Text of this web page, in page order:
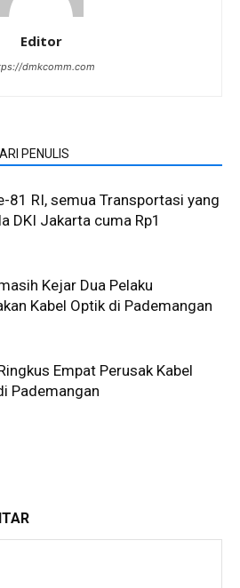
Editor
dmkcomm.com
PENULIS
81 RI, semua Transportasi yang
DKI Jakarta cuma Rp1
Kejar Dua Pelaku
Kabel Optik di Pademangan
Empat Perusak Kabel
Pademangan